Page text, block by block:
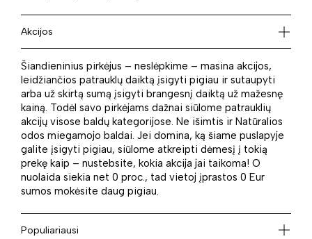
Akcijos
Šiandieninius pirkėjus – neslėpkime – masina akcijos,
leidžiančios patrauklų daiktą įsigyti pigiau ir sutaupyti
arba už skirtą sumą įsigyti brangesnį daiktą už mažesnę
kainą. Todėl savo pirkėjams dažnai siūlome patrauklių
akcijų visose baldų kategorijose. Ne išimtis ir Natūralios
odos miegamojo baldai. Jei domina, ką šiame puslapyje
galite įsigyti pigiau, siūlome atkreipti dėmesį į tokią
prekę kaip – nustebsite, kokia akcija jai taikoma! O
nuolaida siekia net 0 proc., tad vietoj įprastos 0 Eur
sumos mokėsite daug pigiau.
Populiariausi